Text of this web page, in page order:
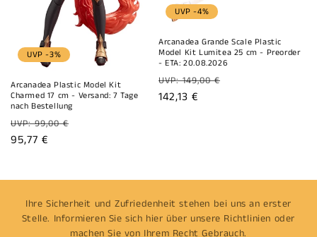
UVP -3%
Arcanadea Plastic Model Kit
Charmed 17 cm - Versand: 7 Tage
nach Bestellung
Normaler
Preis
UVP: 99,00 €
Verkaufspreis
95,77 €
UVP -4%
Arcanadea Grande Scale Plastic
Model Kit Lumitea 25 cm - Preorder
- ETA: 20.08.2026
Normaler
Preis
UVP: 149,00 €
Verkaufspreis
142,13 €
Ihre Sicherheit und Zufriedenheit stehen bei uns an erster
Stelle. Informieren Sie sich hier über unsere Richtlinien oder
machen Sie von Ihrem Recht Gebrauch.